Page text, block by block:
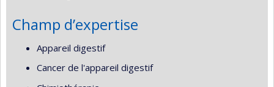
Champ d’expertise
Appareil digestif
Cancer de l'appareil digestif